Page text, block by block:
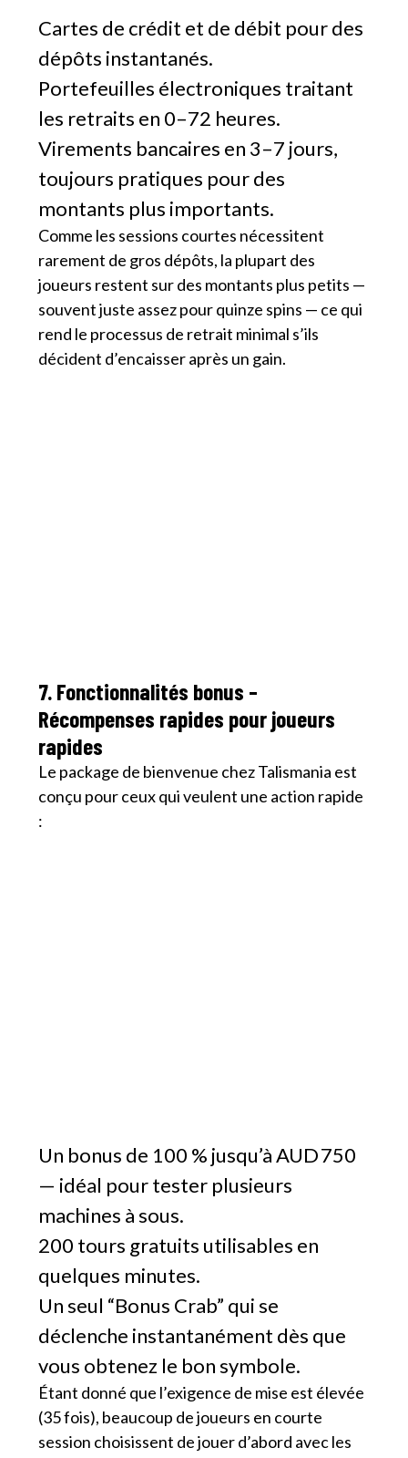
Cartes de crédit et de débit pour des
dépôts instantanés.
Portefeuilles électroniques traitant
les retraits en 0–72 heures.
Virements bancaires en 3–7 jours,
toujours pratiques pour des
montants plus importants.
Comme les sessions courtes nécessitent
rarement de gros dépôts, la plupart des
joueurs restent sur des montants plus petits —
souvent juste assez pour quinze spins — ce qui
rend le processus de retrait minimal s’ils
décident d’encaisser après un gain.
7. Fonctionnalités bonus –
Récompenses rapides pour joueurs
rapides
Le package de bienvenue chez Talismania est
conçu pour ceux qui veulent une action rapide
:
Un bonus de 100 % jusqu’à AUD 750
— idéal pour tester plusieurs
machines à sous.
200 tours gratuits utilisables en
quelques minutes.
Un seul “Bonus Crab” qui se
déclenche instantanément dès que
vous obtenez le bon symbole.
Étant donné que l’exigence de mise est élevée
(35 fois), beaucoup de joueurs en courte
session choisissent de jouer d’abord avec les